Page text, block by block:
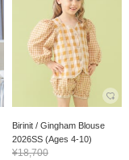
Birinit / Gingham Blouse
2026SS (Ages 4-10)
¥18,700